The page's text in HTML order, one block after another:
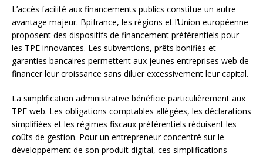
L’accès facilité aux financements publics constitue un autre
avantage majeur. Bpifrance, les régions et l’Union européenne
proposent des dispositifs de financement préférentiels pour
les TPE innovantes. Les subventions, prêts bonifiés et
garanties bancaires permettent aux jeunes entreprises web de
financer leur croissance sans diluer excessivement leur capital.
La simplification administrative bénéficie particulièrement aux
TPE web. Les obligations comptables allégées, les déclarations
simplifiées et les régimes fiscaux préférentiels réduisent les
coûts de gestion. Pour un entrepreneur concentré sur le
développement de son produit digital, ces simplifications